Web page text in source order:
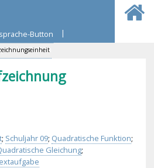
|
; Schuljahr 09; Quadratische Funktion;
Gleichung;